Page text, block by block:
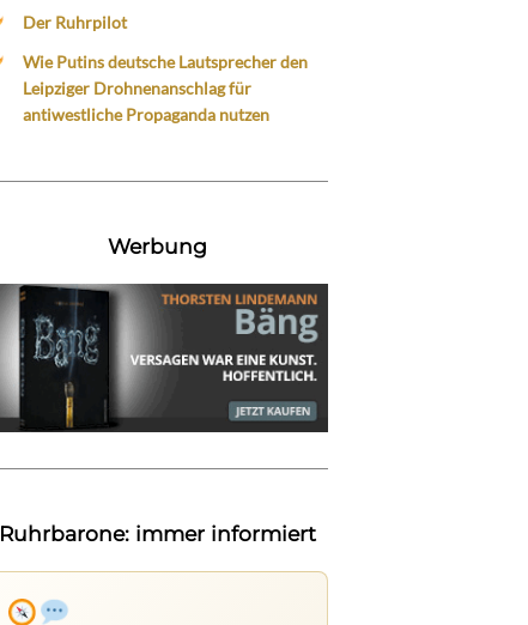
Der Ruhrpilot
Wie Putins deutsche Lautsprecher den
Leipziger Drohnenanschlag für
antiwestliche Propaganda nutzen
Werbung
Ruhrbarone: immer informiert